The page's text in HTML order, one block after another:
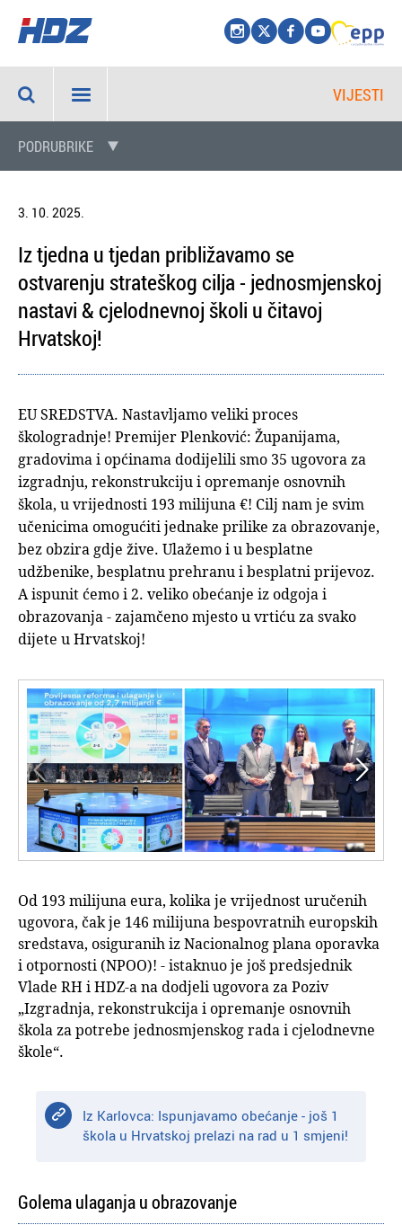
VIJESTI
PODRUBRIKE
3. 10. 2025.
Iz tjedna u tjedan približavamo se
ostvarenju strateškog cilja - jednosmjenskoj
nastavi & cjelodnevnoj školi u čitavoj
Hrvatskoj!
EU SREDSTVA. Nastavljamo veliki proces
škologradnje! Premijer Plenković: Županijama,
gradovima i općinama dodijelili smo 35 ugovora za
izgradnju, rekonstrukciju i opremanje osnovnih
škola, u vrijednosti 193 milijuna €! Cilj nam je svim
učenicima omogućiti jednake prilike za obrazovanje,
bez obzira gdje žive. Ulažemo i u besplatne
udžbenike, besplatnu prehranu i besplatni prijevoz.
A ispunit ćemo i 2. veliko obećanje iz odgoja i
obrazovanja - zajamčeno mjesto u vrtiću za svako
dijete u Hrvatskoj!


Od 193 milijuna eura, kolika je vrijednost uručenih
ugovora, čak je 146 milijuna bespovratnih europskih
sredstava, osiguranih iz Nacionalnog plana oporavka
i otpornosti (NPOO)! - istaknuo je još predsjednik
Vlade RH i HDZ-a na dodjeli ugovora za Poziv
„Izgradnja, rekonstrukcija i opremanje osnovnih
škola za potrebe jednosmjenskog rada i cjelodnevne
škole“.
Iz Karlovca: Ispunjavamo obećanje - još 1
škola u Hrvatskoj prelazi na rad u 1 smjeni!
Golema ulaganja u obrazovanje